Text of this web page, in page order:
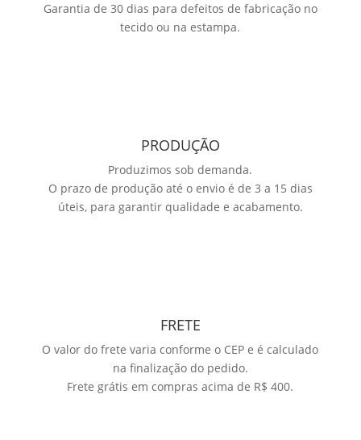
Garantia de 30 dias para defeitos de fabricação no
tecido ou na estampa.
PRODUÇÃO
Produzimos sob demanda.
O prazo de produção até o envio é de 3 a 15 dias
úteis, para garantir qualidade e acabamento.
FRETE
O valor do frete varia conforme o CEP e é calculado
na finalização do pedido.
Frete grátis em compras acima de R$ 400.